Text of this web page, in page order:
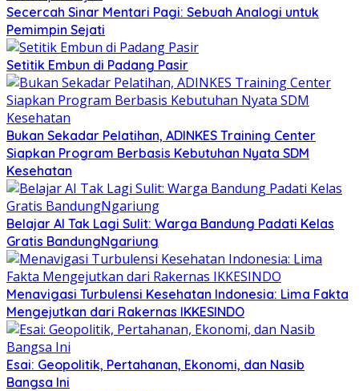
Secercah Sinar Mentari Pagi: Sebuah Analogi untuk
Pemimpin Sejati
Setitik Embun di Padang Pasir
Bukan Sekadar Pelatihan, ADINKES Training Center
Siapkan Program Berbasis Kebutuhan Nyata SDM
Kesehatan
Belajar AI Tak Lagi Sulit: Warga Bandung Padati Kelas
Gratis BandungNgariung
Menavigasi Turbulensi Kesehatan Indonesia: Lima Fakta
Mengejutkan dari Rakernas IKKESINDO
Esai: Geopolitik, Pertahanan, Ekonomi, dan Nasib
Bangsa Ini